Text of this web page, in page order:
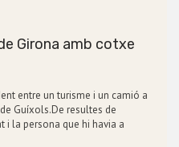
Girona amb cotxe
entre un turisme i un camió a
Guíxols.De resultes de
i la persona que hi havia a